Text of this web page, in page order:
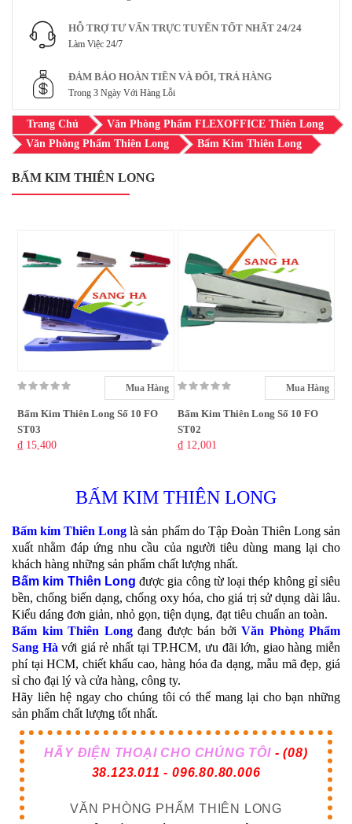
HỖ TRỢ TƯ VẤN TRỰC TUYẾN TỐT NHẤT 24/24
Làm Việc 24/7
ĐẢM BẢO HOÀN TIỀN VÀ ĐỔI, TRẢ HÀNG
Trong 3 Ngày Với Hàng Lỗi
Trang Chủ
Văn Phòng Phẩm FLEXOFFICE Thiên Long
Văn Phòng Phẩm Thiên Long
Bấm Kim Thiên Long
BẤM KIM THIÊN LONG
Mua Hàng
Bấm Kim Thiên Long Số 10 FO
ST03
₫ 15,400
Mua Hàng
Bấm Kim Thiên Long Số 10 FO
ST02
₫ 12,001
BẤM KIM THIÊN LONG
Bấm kim Thiên Long là sản phẩm do Tập Đoàn Thiên Long sản
xuất nhằm đáp ứng nhu cầu của người tiêu dùng mang lại cho
khách hàng những sản phẩm chất lượng nhất.
Bấm kim Thiên Long được gia công từ loại thép không gỉ siêu
bền, chống biến dạng, chống oxy hóa, cho giá trị sử dụng dài lâu.
Kiểu dáng đơn giản, nhỏ gọn, tiện dụng, đạt tiêu chuẩn an toàn.
Bấm kim Thiên Long đang được bán bởi Văn Phòng Phẩm
Sang Hàvới giá rẻ nhất tại TP.HCM, ưu đãi lớn, giao hàng miễn
phí tại HCM, chiết khấu cao, hàng hóa đa dạng, mẫu mã đẹp, giá
sỉ cho đại lý và cửa hàng, công ty.
Hãy liên hệ ngay cho chúng tôi có thể mang lại cho bạn những
sản phẩm chất lượng tốt nhất.
HÃY ĐIỆN THOẠI CHO CHÚNG TÔI- (08)
38.123.011 - 096.80.80.006
VĂN PHÒNG PHẨM THIÊN LONG